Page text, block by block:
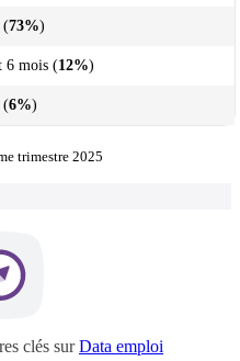
(73%)
6 mois (12%)
(6%)
trimestre 2025
clés surData emploi